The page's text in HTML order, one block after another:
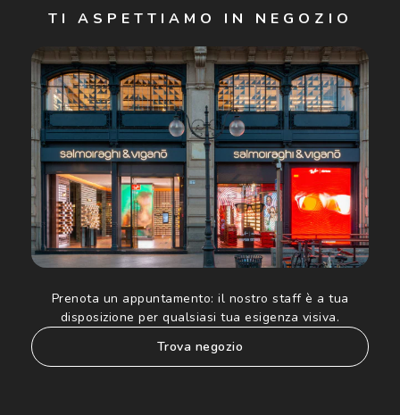
Cliccando su "Iscriviti", confermo di avere più di 16 anni e
acconsento all'utilizzo dei miei Dati Personali da parte di
Luxottica Group S.p.A. per l'invio di offerte speciali, novità
ed altre comunicazioni di carattere pubblicitario (consultare
Informativa sulla privacyper ulteriori informazioni).
TI ASPETTIAMO IN NEGOZIO
Prenota un appuntamento: il nostro staff è a tua
disposizione per qualsiasi tua esigenza visiva.
trova negozio